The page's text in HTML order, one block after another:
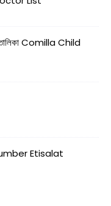
তালিকা Comilla Child
Etisalat